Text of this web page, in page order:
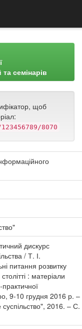
семінарів
щоб
8070
дискурс
/ Т. І.
питання розвитку
: матеріали
9-10 грудня 2016 р. –
2016. – С.